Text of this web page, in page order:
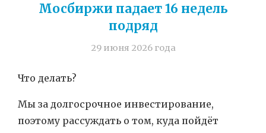
Мосбиржи падает 16 недель
подряд
29 июня 2026 года
Что делать?
Мы за долгосрочное инвестирование,
поэтому рассуждать о том, куда пойдёт